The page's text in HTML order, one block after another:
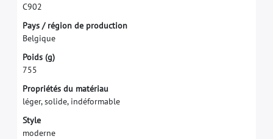
C902
Pays / région de production
Belgique
Poids (g)
755
Propriétés du matériau
léger, solide, indéformable
Style
moderne